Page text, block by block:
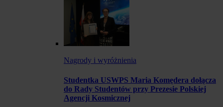
Nagrody i wyróżnienia
Studentka USWPS Maria Komędera dołącza
do Rady Studentów przy Prezesie Polskiej
Agencji Kosmicznej